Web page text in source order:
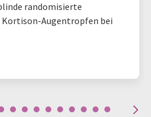
randomisierte
Augentropfen bei